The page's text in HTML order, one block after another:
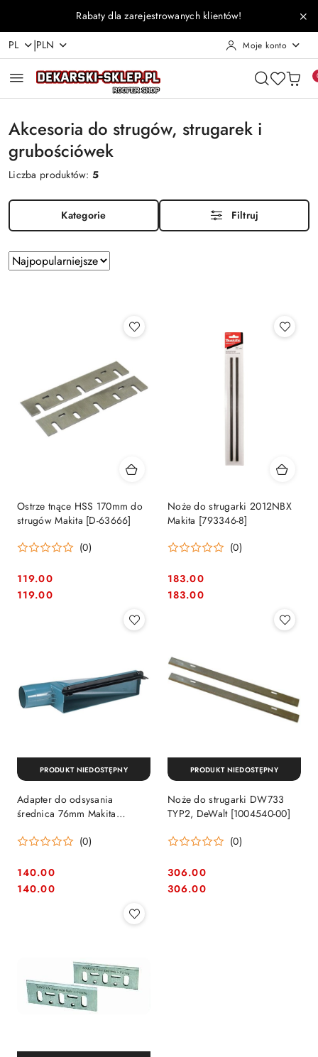
Przejdź do treści głównej
Przejdź do wyszukiwarki
Przejdź do moje konto
Przejdź do menu głównego
Przejdź do stopkiRabaty dla zarejestrowanych klientów!
PL |PLN Moje konto
Akcesoria do strugów, strugarek i
grubościówek
Liczba produktów:5
Kategorie Filtruj
Zastosowano
sortowanie:
Sortuj
według
Ostrze tnące HSS 170mm do
strugów Makita [D-63666]
(0)
Cena:
119.00
Cena:
119.00
Noże do strugarki 2012NBX
Makita [793346-8]
(0)
Cena:
183.00
Cena:
183.00
Adapter do odsysania
średnica 76mm Makita
(0)
Cena:
140.00
Cena:
140.00
PRODUKT NIEDOSTĘPNY
Noże do strugarki DW733
TYP2, DeWalt [1004540-00]
(0)
Cena:
306.00
Cena:
306.00
PRODUKT NIEDOSTĘPNY